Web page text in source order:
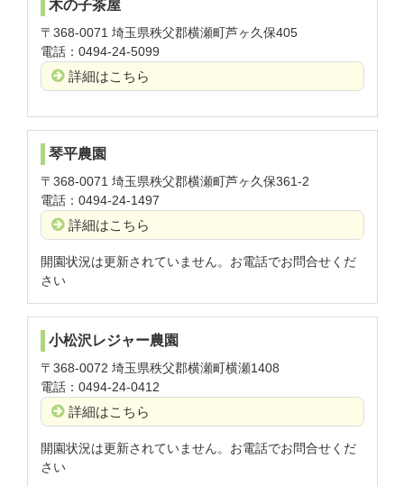
木の子茶屋
〒368-0071 埼玉県秩父郡横瀬町芦ヶ久保405
電話：0494-24-5099
詳細はこちら
琴平農園
〒368-0071 埼玉県秩父郡横瀬町芦ヶ久保361-2
電話：0494-24-1497
詳細はこちら
開園状況は更新されていません。お電話でお問合せくだ
さい
小松沢レジャー農園
〒368-0072 埼玉県秩父郡横瀬町横瀬1408
電話：0494-24-0412
詳細はこちら
開園状況は更新されていません。お電話でお問合せくだ
さい